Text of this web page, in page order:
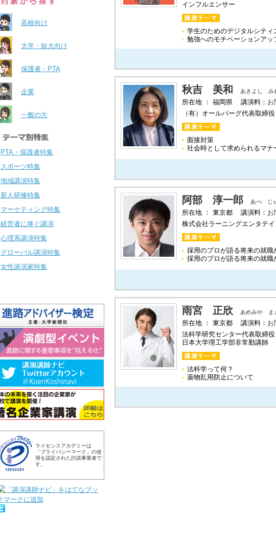
高校向け
大学・短大向け
保護者・PTA
企業
一般の方
PTA・保護者特集
スポーツ特集
地域講演特集
新人研修特集
マーケティング特集
経営者に捧ぐ講演
心理系講演特集
グローバル講演特集
女性講演家特集
ライセンスアカデミーは
「プライバシーマーク」の使
用を認定された許諾事業者で
す。
インフルエンサー
学生のためのデジタルシティ
勉強へのモチベーションアッ
秋吉 美和 あきよし み
所在地 ： 福岡県 講演料： お
（有）オールバーグ代表取締役
面接対策
社会時として求められるマナ
阿部 淳一郎 あべ じ
所在地 ： 東京都 講演料： お
株式会社ラーニングエンタテ
採用のプロが語る将来の就職
採用のプロが語る将来の就職
雨宮 正欣 あめみや ま
所在地 ： 東京都 講演料： お
法科学研究センター代表取締役
日本大学理工学部非常勤講師
法科学って何？
薬物乱用防止について